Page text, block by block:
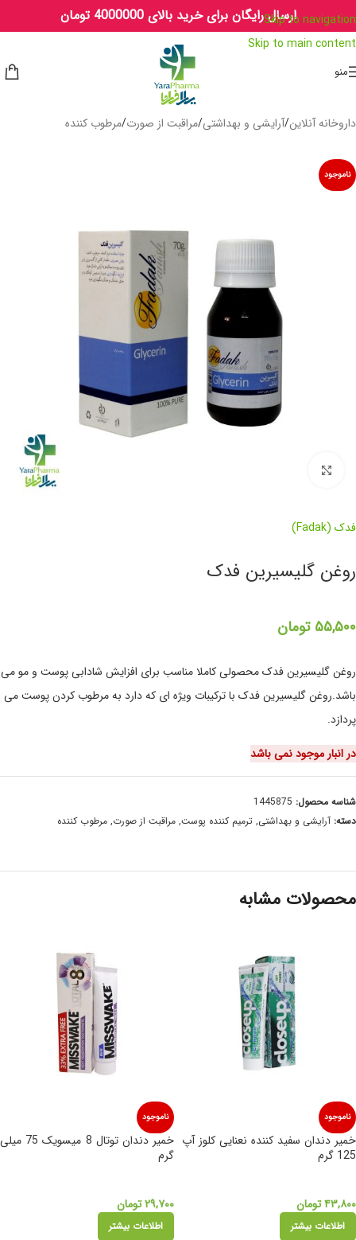
Skip to navigation
Skip to main content
ارسال رایگان برای خرید بالای 4000000 تومان
منو
داروخانه آنلاین/آرایشی و بهداشتی/مراقبت از صورت/مرطوب کننده
ناموجود
فدک (Fadak)
روغن گلیسیرین فدک
۵۵,۵۰۰ تومان
روغن گلیسیرین فدک محصولی کاملا مناسب برای افزایش شادابی پوست و مو می
باشد.روغن گلیسیرین فدک با ترکیبات ویژه ای که دارد به مرطوب کردن پوست می
پردازد.
در انبار موجود نمی باشد
شناسه محصول: 1445875
دسته: آرایشی و بهداشتی, ترمیم کننده پوست, مراقبت از صورت, مرطوب کننده
محصولات مشابه
ناموجود
خمیر دندان سفید کننده نعنایی کلوز آپ
125 گرم
۴۳,۸۰۰تومان
اطلاعات بیشتر
ناموجود
خمیر دندان توتال 8 میسویک 75 میلی
گرم
۲۹,۷۰۰تومان
اطلاعات بیشتر